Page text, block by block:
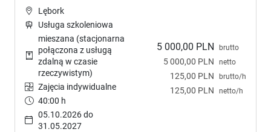
5 000,00 PLN brutto
5 000,00 PLN netto
125,00 PLN brutto/h
125,00 PLN netto/h
Lębork
Usługa szkoleniowa
mieszana (stacjonarna
połączona z usługą
zdalną w czasie
rzeczywistym)
Zajęcia indywidualne
40:00 h
05.10.2026 do
31.05.2027